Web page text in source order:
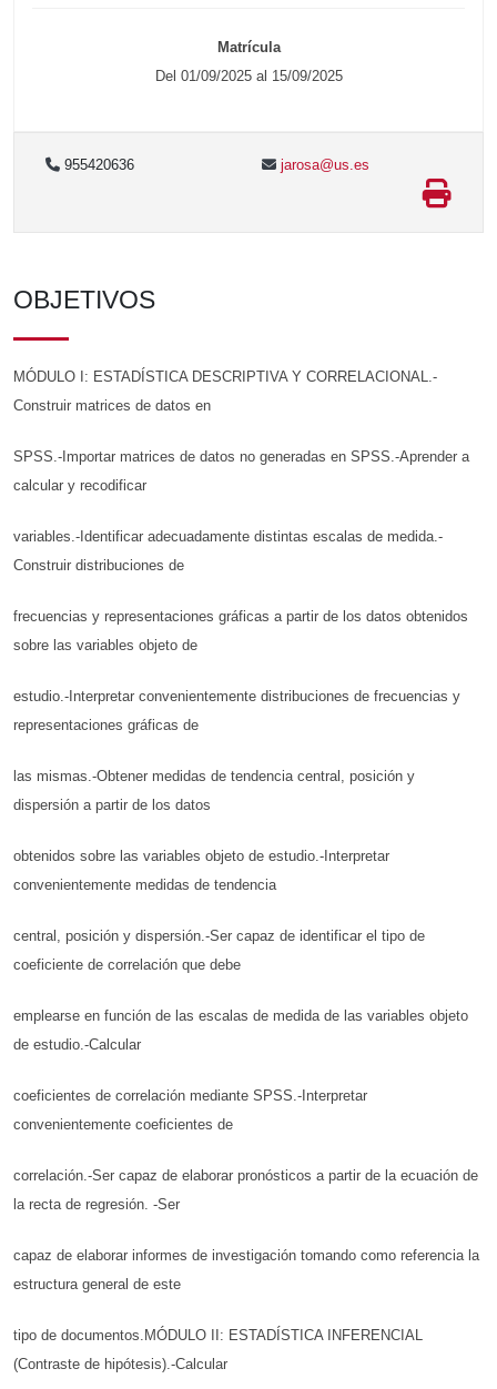
Matrícula
Del 01/09/2025 al 15/09/2025
955420636 jarosa@us.es
OBJETIVOS
MÓDULO I: ESTADÍSTICA DESCRIPTIVA Y CORRELACIONAL.-
Construir matrices de datos en
SPSS.-Importar matrices de datos no generadas en SPSS.-Aprender a
calcular y recodificar
variables.-Identificar adecuadamente distintas escalas de medida.-
Construir distribuciones de
frecuencias y representaciones gráficas a partir de los datos obtenidos
sobre las variables objeto de
estudio.-Interpretar convenientemente distribuciones de frecuencias y
representaciones gráficas de
las mismas.-Obtener medidas de tendencia central, posición y
dispersión a partir de los datos
obtenidos sobre las variables objeto de estudio.-Interpretar
convenientemente medidas de tendencia
central, posición y dispersión.-Ser capaz de identificar el tipo de
coeficiente de correlación que debe
emplearse en función de las escalas de medida de las variables objeto
de estudio.-Calcular
coeficientes de correlación mediante SPSS.-Interpretar
convenientemente coeficientes de
correlación.-Ser capaz de elaborar pronósticos a partir de la ecuación de
la recta de regresión. -Ser
capaz de elaborar informes de investigación tomando como referencia la
estructura general de este
tipo de documentos.MÓDULO II: ESTADÍSTICA INFERENCIAL
(Contraste de hipótesis).-Calcular